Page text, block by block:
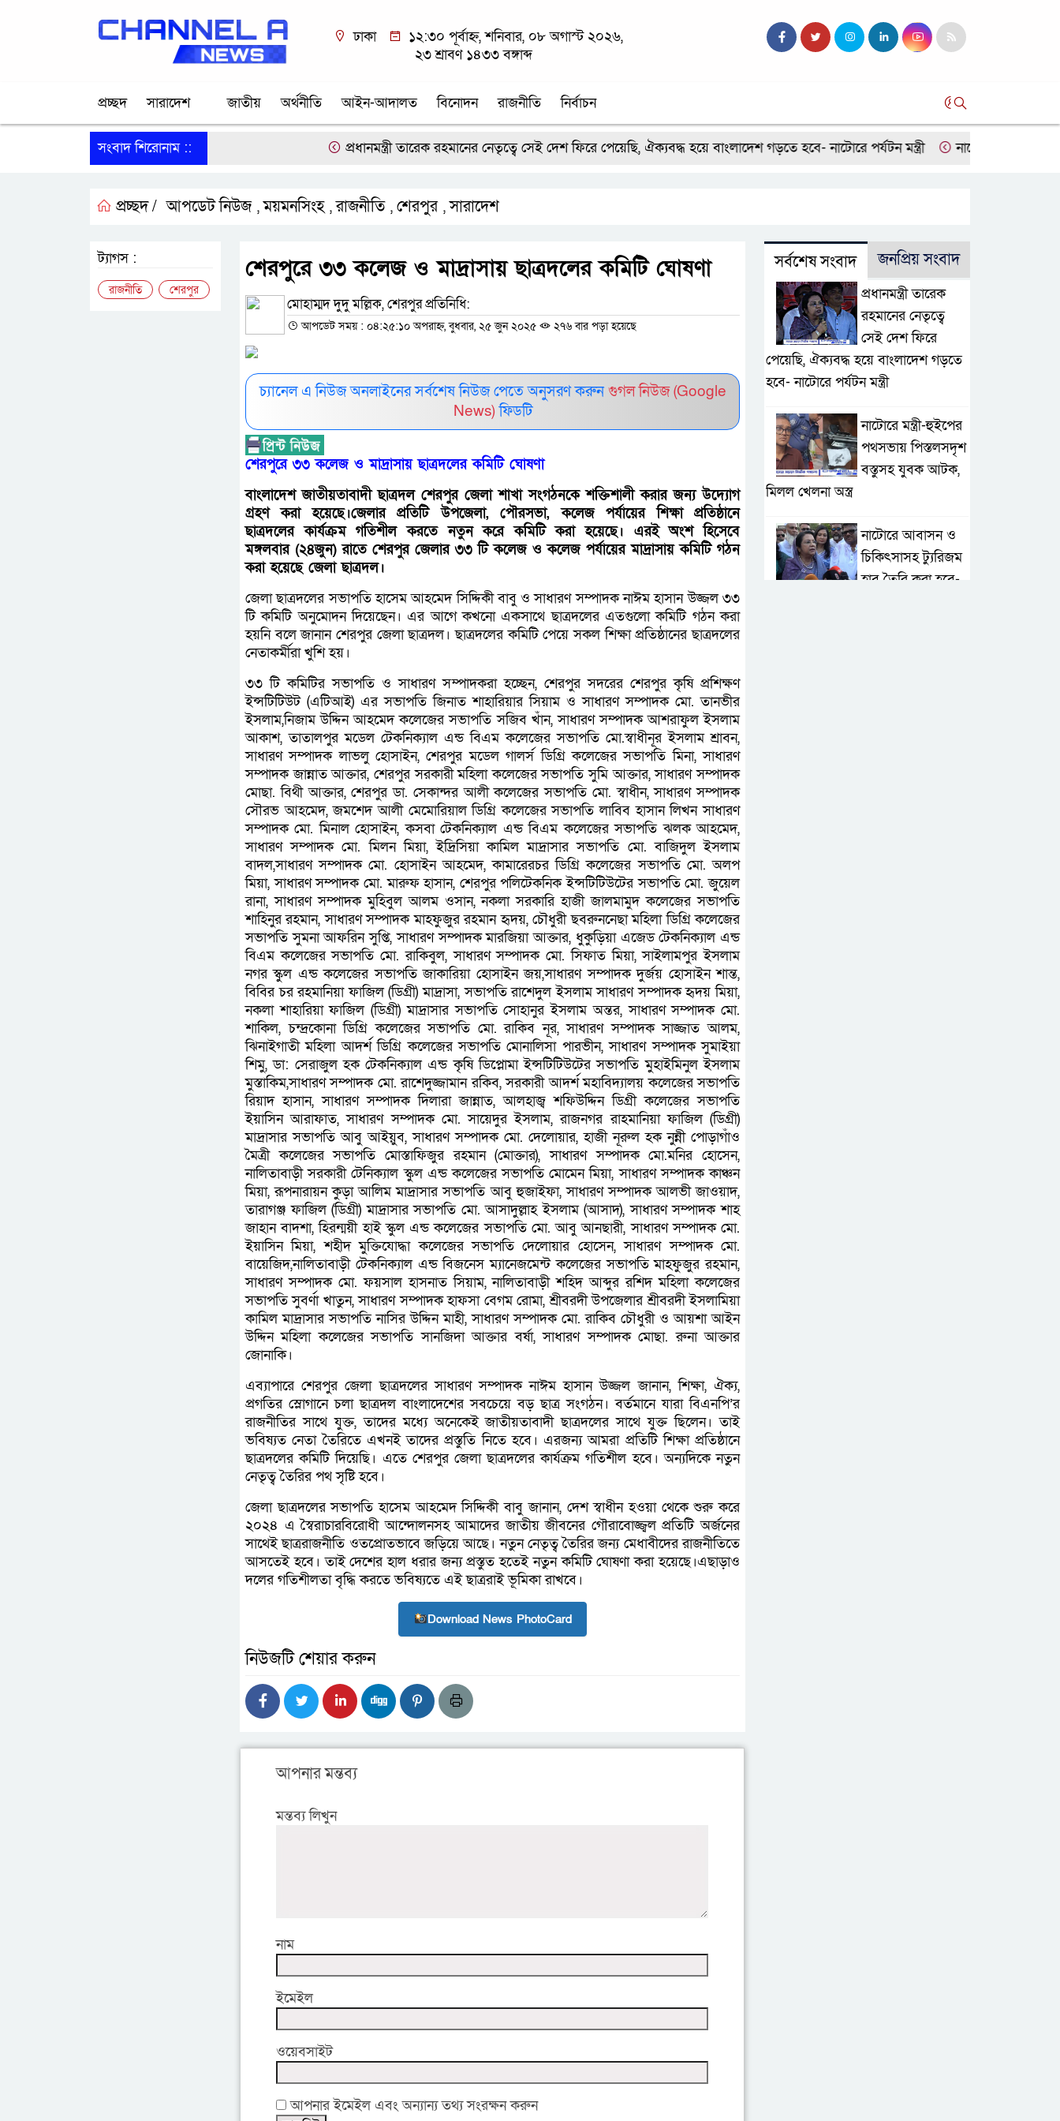
ঢাকা
১২:৩০ পূর্বাহ্ন, শনিবার, ০৮ অগাস্ট ২০২৬,
২৩ শ্রাবণ ১৪৩৩ বঙ্গাব্দ
প্রচ্ছদ সারাদেশ জাতীয় অর্থনীতি আইন-আদালত বিনোদন রাজনীতি নির্বাচন
সংবাদ শিরোনাম :: প্রধানমন্ত্রী তারেক রহমানের নেতৃত্বে সেই দেশ ফিরে পেয়েছি, ঐক্যবদ্ধ হয়ে বাংলাদেশ গড়তে হবে- নাটোরে পর্যটন মন্ত্রী নাটোরে মন্ত্রী-হুইপের
প্রচ্ছদ / আপডেট নিউজ ,ময়মনসিংহ ,রাজনীতি , শেরপুর ,সারাদেশ
শেরপুরে ৩৩ কলেজ ও মাদ্রাসায় ছাত্রদলের কমিটি ঘোষণা
মোহাম্মদ দুদু মল্লিক, শেরপুর প্রতিনিধি:
আপডেট সময় : ০৪:২৫:১০ অপরাহ্ন, বুধবার, ২৫ জুন ২০২৫ ২৭৬ বার পড়া হয়েছে
চ্যানেল এ নিউজ অনলাইনের সর্বশেষ নিউজ পেতে অনুসরণ করুনগুগল নিউজ (Google
News) ফিডটি
শেরপুরে ৩৩ কলেজ ও মাদ্রাসায় ছাত্রদলের কমিটি ঘোষণা
বাংলাদেশ জাতীয়তাবাদী ছাত্রদল শেরপুর জেলা শাখা সংগঠনকে শক্তিশালী করার জন্য উদ্যোগ
গ্রহণ করা হয়েছে।জেলার প্রতিটি উপজেলা, পৌরসভা, কলেজ পর্যায়ের শিক্ষা প্রতিষ্ঠানে
ছাত্রদলের কার্যক্রম গতিশীল করতে নতুন করে কমিটি করা হয়েছে। এরই অংশ হিসেবে
মঙ্গলবার (২৪জুন) রাতে শেরপুর জেলার ৩৩ টি কলেজ ও কলেজ পর্যায়ের মাদ্রাসায় কমিটি গঠন
করা হয়েছে জেলা ছাত্রদল।
জেলা ছাত্রদলের সভাপতি হাসেম আহমেদ সিদ্দিকী বাবু ও সাধারণ সম্পাদক নাঈম হাসান উজ্জল ৩৩
টি কমিটি অনুমোদন দিয়েছেন। এর আগে কখনো একসাথে ছাত্রদলের এতগুলো কমিটি গঠন করা
হয়নি বলে জানান শেরপুর জেলা ছাত্রদল। ছাত্রদলের কমিটি পেয়ে সকল শিক্ষা প্রতিষ্ঠানের ছাত্রদলের
নেতাকর্মীরা খুশি হয়।
৩৩ টি কমিটির সভাপতি ও সাধারণ সম্পাদকরা হচ্ছেন, শেরপুর সদরের শেরপুর কৃষি প্রশিক্ষণ
ইন্সটিটিউট (এটিআই) এর সভাপতি জিনাত শাহারিয়ার সিয়াম ও সাধারণ সম্পাদক মো. তানভীর
ইসলাম,নিজাম উদ্দিন আহমেদ কলেজের সভাপতি সজিব খাঁন, সাধারণ সম্পাদক আশরাফুল ইসলাম
আকাশ, তাতালপুর মডেল টেকনিক্যাল এন্ড বিএম কলেজের সভাপতি মো.স্বাধীনূর ইসলাম শ্রাবন,
সাধারণ সম্পাদক লাভলু হোসাইন, শেরপুর মডেল গালর্স ডিগ্রি কলেজের সভাপতি মিনা, সাধারণ
সম্পাদক জান্নাত আক্তার, শেরপুর সরকারী মহিলা কলেজের সভাপতি সুমি আক্তার, সাধারণ সম্পাদক
মোছা. বিথী আক্তার, শেরপুর ডা. সেকান্দর আলী কলেজের সভাপতি মো. স্বাধীন, সাধারণ সম্পাদক
সৌরভ আহমেদ, জমশেদ আলী মেমোরিয়াল ডিগ্রি কলেজের সভাপতি লাবিব হাসান লিখন সাধারণ
সম্পাদক মো. মিনাল হোসাইন, কসবা টেকনিক্যাল এন্ড বিএম কলেজের সভাপতি ঝলক আহমেদ,
সাধারণ সম্পাদক মো. মিলন মিয়া, ইদ্রিসিয়া কামিল মাদ্রাসার সভাপতি মো. বাজিদুল ইসলাম
বাদল,সাধারণ সম্পাদক মো. হোসাইন আহমেদ, কামারেরচর ডিগ্রি কলেজের সভাপতি মো. অলপ
মিয়া, সাধারণ সম্পাদক মো. মারুফ হাসান, শেরপুর পলিটেকনিক ইন্সটিটিউটের সভাপতি মো. জুয়েল
রানা, সাধারণ সম্পাদক মুহিবুল আলম ওসান, নকলা সরকারি হাজী জালমামুদ কলেজের সভাপতি
শাহিনুর রহমান, সাধারণ সম্পাদক মাহফুজুর রহমান হৃদয়, চৌধুরী ছবরুননেছা মহিলা ডিগ্রি কলেজের
সভাপতি সুমনা আফরিন সুপ্তি, সাধারণ সম্পাদক মারজিয়া আক্তার, ধুকুড়িয়া এজেড টেকনিক্যাল এন্ড
বিএম কলেজের সভাপতি মো. রাকিবুল, সাধারণ সম্পাদক মো. সিফাত মিয়া, সাইলামপুর ইসলাম
নগর স্কুল এন্ড কলেজের সভাপতি জাকারিয়া হোসাইন জয়,সাধারণ সম্পাদক দুর্জয় হোসাইন শান্ত,
বিবির চর রহমানিয়া ফাজিল (ডিগ্রী) মাদ্রাসা, সভাপতি রাশেদুল ইসলাম সাধারণ সম্পাদক হৃদয় মিয়া,
নকলা শাহারিয়া ফাজিল (ডিগ্রী) মাদ্রাসার সভাপতি সোহানুর ইসলাম অন্তর, সাধারণ সম্পাদক মো.
শাকিল, চন্দ্রকোনা ডিগ্রি কলেজের সভাপতি মো. রাকিব নূর, সাধারণ সম্পাদক সাজ্জাত আলম,
ঝিনাইগাতী মহিলা আদর্শ ডিগ্রি কলেজের সভাপতি মোনালিসা পারভীন, সাধারণ সম্পাদক সুমাইয়া
শিমু, ডা: সেরাজুল হক টেকনিক্যাল এন্ড কৃষি ডিপ্লোমা ইন্সটিটিউটের সভাপতি মুহাইমিনুল ইসলাম
মুস্তাকিম,সাধারণ সম্পাদক মো. রাশেদুজ্জামান রকিব, সরকারী আদর্শ মহাবিদ্যালয় কলেজের সভাপতি
রিয়াদ হাসান, সাধারণ সম্পাদক দিলারা জান্নাত, আলহাজ্ব শফিউদ্দিন ডিগ্রী কলেজের সভাপতি
ইয়াসিন আরাফাত, সাধারণ সম্পাদক মো. সায়েদুর ইসলাম, রাজনগর রাহমানিয়া ফাজিল (ডিগ্রী)
মাদ্রাসার সভাপতি আবু আইয়ুব, সাধারণ সম্পাদক মো. দেলোয়ার, হাজী নূরুল হক নুন্নী পোড়াগাঁও
মৈত্রী কলেজের সভাপতি মোস্তাফিজুর রহমান (মোক্তার), সাধারণ সম্পাদক মো.মনির হোসেন,
নালিতাবাড়ী সরকারী টেনিক্যাল স্কুল এন্ড কলেজের সভাপতি মোমেন মিয়া, সাধারণ সম্পাদক কাঞ্চন
মিয়া, রূপনারায়ন কুড়া আলিম মাদ্রাসার সভাপতি আবু হুজাইফা, সাধারণ সম্পাদক আলভী জাওয়াদ,
তারাগঞ্জ ফাজিল (ডিগ্রী) মাদ্রাসার সভাপতি মো. আসাদুল্লাহ ইসলাম (আসাদ), সাধারণ সম্পাদক শাহ
জাহান বাদশা, হিরন্ময়ী হাই স্কুল এন্ড কলেজের সভাপতি মো. আবু আনছারী, সাধারণ সম্পাদক মো.
ইয়াসিন মিয়া, শহীদ মুক্তিযোদ্ধা কলেজের সভাপতি দেলোয়ার হোসেন, সাধারণ সম্পাদক মো.
বায়েজিদ,নালিতাবাড়ী টেকনিক্যাল এন্ড বিজনেস ম্যানেজমেন্ট কলেজের সভাপতি মাহফুজুর রহমান,
সাধারণ সম্পাদক মো. ফয়সাল হাসনাত সিয়াম, নালিতাবাড়ী শহিদ আব্দুর রশিদ মহিলা কলেজের
সভাপতি সুবর্ণা খাতুন, সাধারণ সম্পাদক হাফসা বেগম রোমা, শ্রীবরদী উপজেলার শ্রীবরদী ইসলামিয়া
কামিল মাদ্রাসার সভাপতি নাসির উদ্দিন মাহী, সাধারণ সম্পাদক মো. রাকিব চৌধুরী ও আয়শা আইন
উদ্দিন মহিলা কলেজের সভাপতি সানজিদা আক্তার বর্ষা, সাধারণ সম্পাদক মোছা. রুনা আক্তার
জোনাকি।
এব্যাপারে শেরপুর জেলা ছাত্রদলের সাধারণ সম্পাদক নাঈম হাসান উজ্জল জানান, শিক্ষা, ঐক্য,
প্রগতির স্লোগানে চলা ছাত্রদল বাংলাদেশের সবচেয়ে বড় ছাত্র সংগঠন। বর্তমানে যারা বিএনপি’র
রাজনীতির সাথে যুক্ত, তাদের মধ্যে অনেকেই জাতীয়তাবাদী ছাত্রদলের সাথে যুক্ত ছিলেন। তাই
ভবিষ্যত নেতা তৈরিতে এখনই তাদের প্রস্তুতি নিতে হবে। এরজন্য আমরা প্রতিটি শিক্ষা প্রতিষ্ঠানে
ছাত্রদলের কমিটি দিয়েছি। এতে শেরপুর জেলা ছাত্রদলের কার্যক্রম গতিশীল হবে। অন্যদিকে নতুন
নেতৃত্ব তৈরির পথ সৃষ্টি হবে।
জেলা ছাত্রদলের সভাপতি হাসেম আহমেদ সিদ্দিকী বাবু জানান, দেশ স্বাধীন হওয়া থেকে শুরু করে
২০২৪ এ স্বৈরাচারবিরোধী আন্দোলনসহ আমাদের জাতীয় জীবনের গৌরাবোজ্জ্বল প্রতিটি অর্জনের
সাথেই ছাত্ররাজনীতি ওতপ্রোতভাবে জড়িয়ে আছে। নতুন নেতৃত্ব তৈরির জন্য মেধাবীদের রাজনীতিতে
আসতেই হবে। তাই দেশের হাল ধরার জন্য প্রস্তুত হতেই নতুন কমিটি ঘোষণা করা হয়েছে।এছাড়াও
দলের গতিশীলতা বৃদ্ধি করতে ভবিষ্যতে এই ছাত্ররাই ভূমিকা রাখবে।
Download News PhotoCard
নিউজটি শেয়ার করুন
আপনার মন্তব্য
মন্তব্য লিখুন
নাম
ইমেইল
ওয়েবসাইট
আপনার ইমেইল এবং অন্যান্য তথ্য সংরক্ষন করুন
ট্যাগস :
রাজনীতি শেরপুর
সর্বশেষ সংবাদ জনপ্রিয় সংবাদ
প্রধানমন্ত্রী তারেক
রহমানের নেতৃত্বে
সেই দেশ ফিরে
পেয়েছি, ঐক্যবদ্ধ হয়ে বাংলাদেশ গড়তে
হবে- নাটোরে পর্যটন মন্ত্রী
নাটোরে মন্ত্রী-হুইপের
পথসভায় পিস্তলসদৃশ
বস্তুসহ যুবক আটক,
মিলল খেলনা অস্ত্র
নাটোরে আবাসন ও
চিকিৎসাসহ ট্যুরিজম
হাব তৈরি করা হবে-